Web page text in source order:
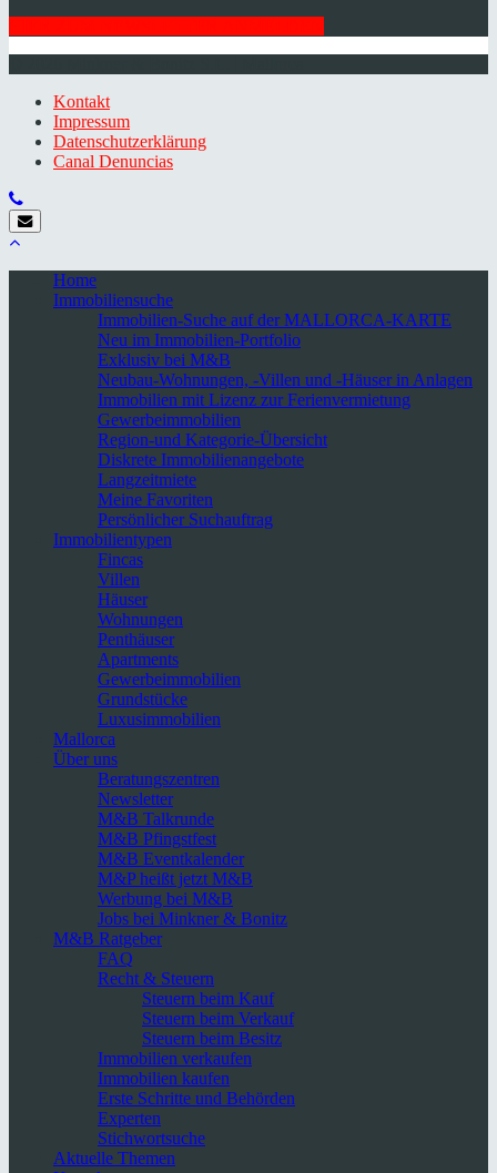
Kontakt
Impressum
Datenschutzerklärung
Canal Denuncias
Home
Immobiliensuche
Immobilien-Suche auf der MALLORCA-KARTE
Neu im Immobilien-Portfolio
Exklusiv bei M&B
Neubau-Wohnungen, -Villen und -Häuser in Anlagen
Immobilien mit Lizenz zur Ferienvermietung
Gewerbeimmobilien
Region-und Kategorie-Übersicht
Diskrete Immobilienangebote
Langzeitmiete
Meine Favoriten
Persönlicher Suchauftrag
Immobilientypen
Fincas
Villen
Häuser
Wohnungen
Penthäuser
Apartments
Gewerbeimmobilien
Grundstücke
Luxusimmobilien
Mallorca
Über uns
Beratungszentren
Newsletter
M&B Talkrunde
M&B Pfingstfest
M&B Eventkalender
M&P heißt jetzt M&B
Werbung bei M&B
Jobs bei Minkner & Bonitz
M&B Ratgeber
FAQ
Recht & Steuern
Steuern beim Kauf
Steuern beim Verkauf
Steuern beim Besitz
Immobilien verkaufen
Immobilien kaufen
Erste Schritte und Behörden
Experten
Stichwortsuche
Aktuelle Themen